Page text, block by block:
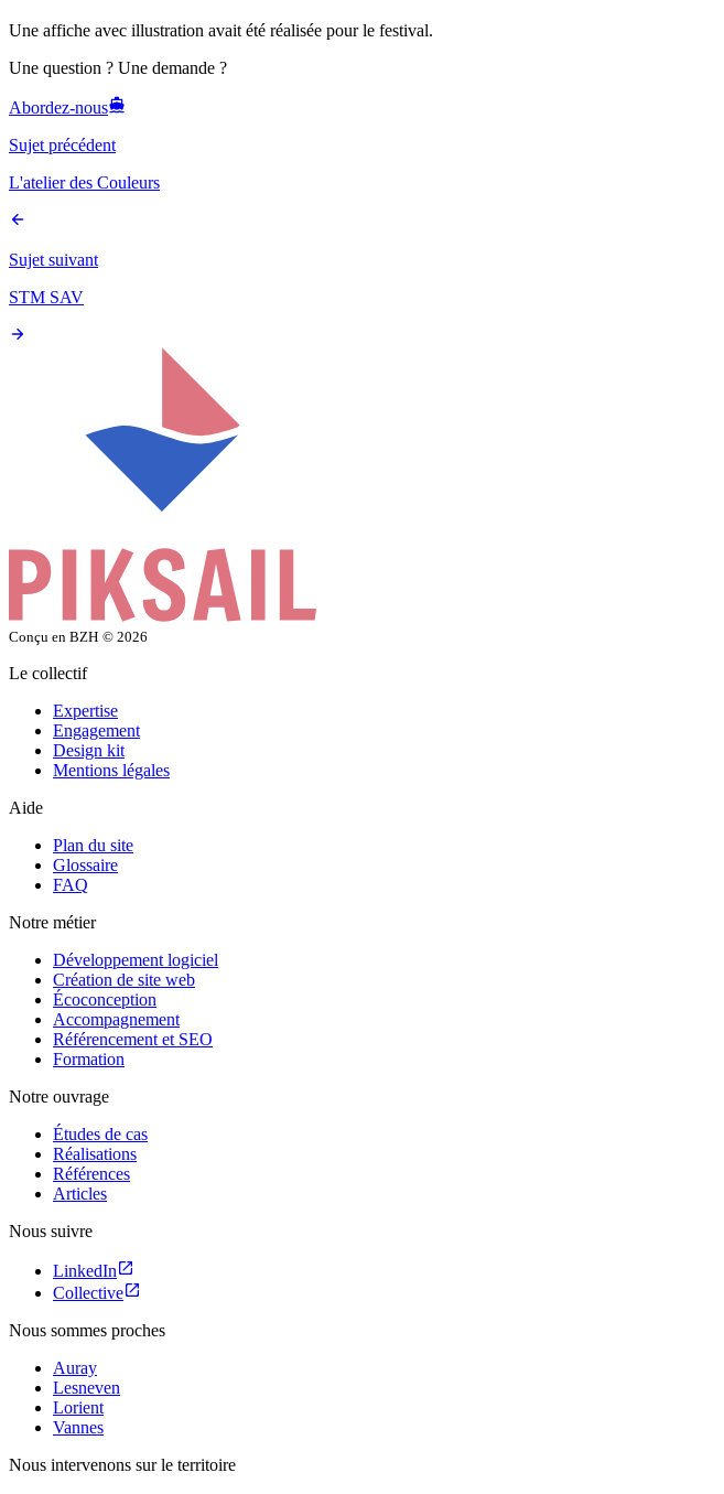
Une affiche avec illustration avait été réalisée pour le festival.
Une question ? Une demande ?
Abordez-nous
Sujet précédent
L'atelier des Couleurs
Sujet suivant
STM SAV
Conçu en BZH © 2026
Le collectif
Expertise
Engagement
Design kit
Mentions légales
Aide
Plan du site
Glossaire
FAQ
Notre métier
Développement logiciel
Création de site web
Écoconception
Accompagnement
Référencement et SEO
Formation
Notre ouvrage
Études de cas
Réalisations
Références
Articles
Nous suivre
LinkedIn
Collective
Nous sommes proches
Auray
Lesneven
Lorient
Vannes
Nous intervenons sur le territoire